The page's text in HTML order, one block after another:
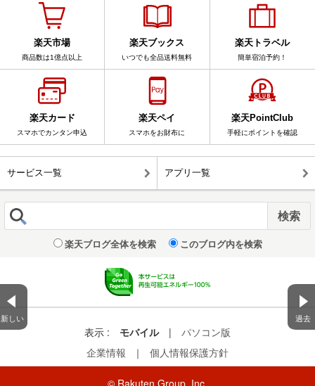
新しい 過去
楽天市場
商品数は1億点以上
楽天ブックス
いつでも全品送料無料
楽天トラベル
簡単宿泊予約！
楽天カード
スマホでカンタン申込
楽天ペイ
スマホをお財布に
楽天PointClub
手軽にポイントを確認
サービス一覧 アプリ一覧
楽天ブログ全体を検索 このブログ内を検索
表示 : モバイル |
パソコン版
企業情報
｜ 個人情報保護方針